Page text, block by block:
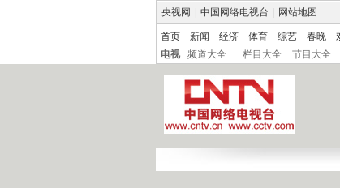
央视网 中国网络电视台 网站地图
首页 新闻 经济 体育 综艺 春晚
电视
频道大全 栏目大全 节目大全